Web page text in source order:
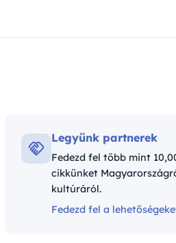
Legyünk partnerek
Fedezd fel több mint
cikkünket
kultúráról.
Fedezd fel a